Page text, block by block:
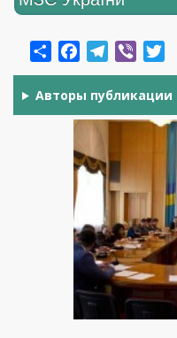
ShareFacebookTelegram
Viber
Авторы публикации